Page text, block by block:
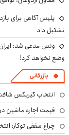
پلیس آگاهی برای
تشکیل داد
ونس مدعی شد: ایران
وضع نخواهد کرد!
بازرگانی
انتخاب گیربکس
قیمت اجاره ماشین در کیش در سال
چراغ سقفی توکار؛